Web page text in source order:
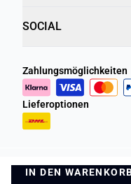
IN DEN
IN DEN
SOCIAL
Zahlungsmöglichkeiten
Lieferoptionen